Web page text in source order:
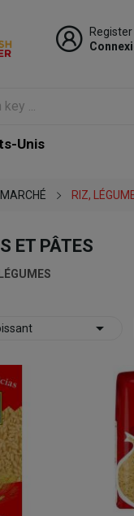
Register
Unis
RIZ,
ET PÂTES
LÉGUMES
